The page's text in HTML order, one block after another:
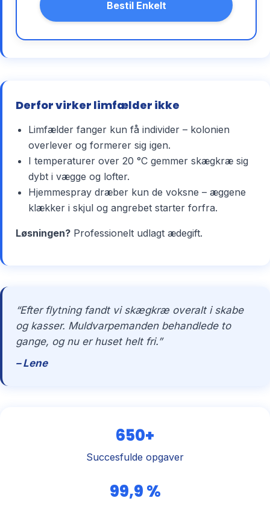
Bestil Enkelt
Derfor virker limfælder ikke
Limfælder fanger kun få individer – kolonien
overlever og formerer sig igen.
I temperaturer over 20 °C gemmer skægkræ sig
dybt i vægge og lofter.
Hjemmespray dræber kun de voksne – æggene
klækker i skjul og angrebet starter forfra.
Løsningen? Professionelt udlagt ædegift.
“Efter flytning fandt vi skægkræ overalt i skabe
og kasser. Muldvarpemanden behandlede to
gange, og nu er huset helt fri.”
– Lene
650+
Succesfulde opgaver
99,9 %